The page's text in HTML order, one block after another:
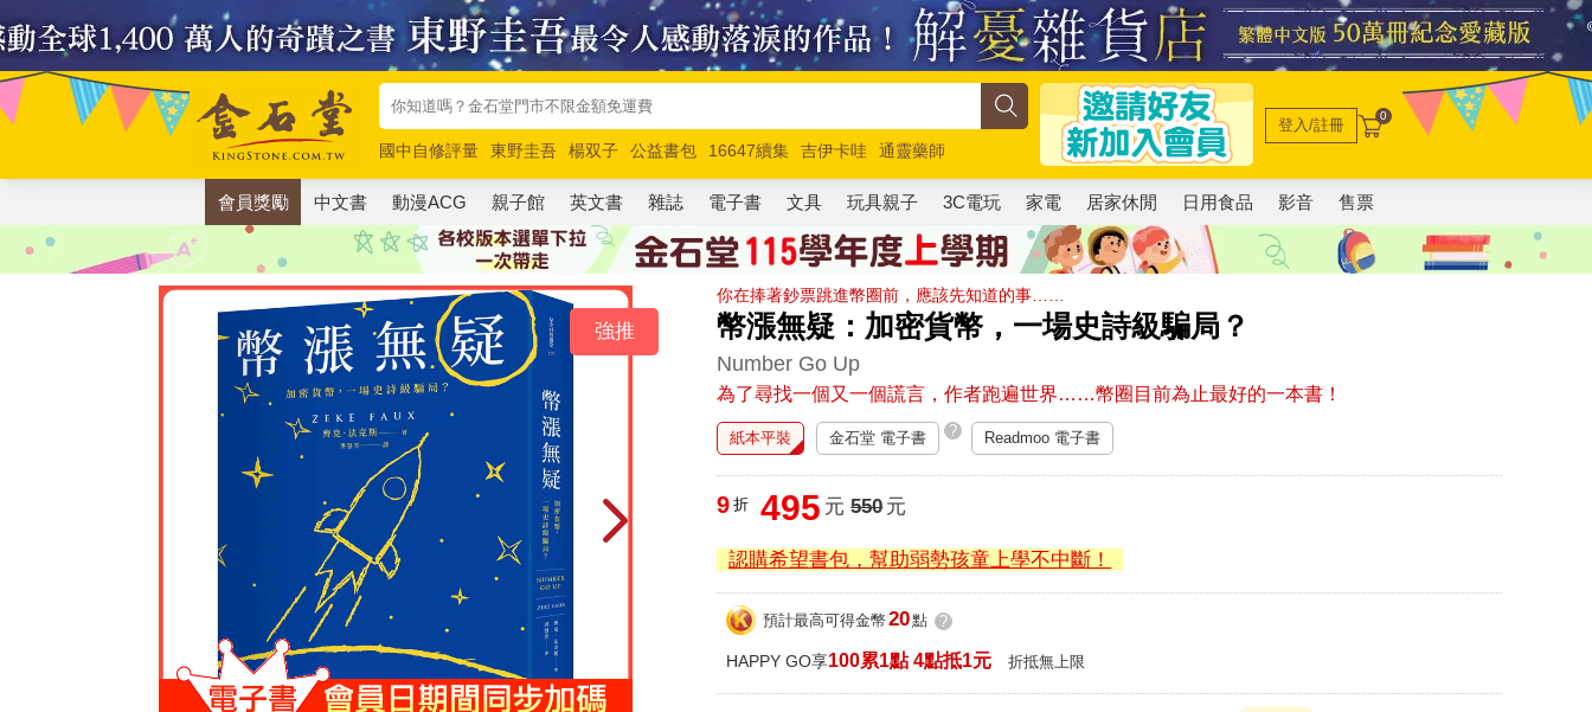
國中自修評量 東野圭吾 楊双子 公益書包 16647續集 吉伊卡哇
通靈藥師
唯紅花綻放
奧德賽 路邊攤新作 馬斯克 玩具總動員5 超慢跑
登入/註冊 0
會員獎勵 中文書 動漫ACG 親子館 英文書 雜誌 電子書 文具 玩具親子 3C電玩 家電 居家休閒 日用食品 影音 售票
你在捧著鈔票跳進幣圈前，應該先知道的事……
幣漲無疑：加密貨幣，一場史詩級騙局？
Number Go Up
為了尋找一個又一個謊言，作者跑遍世界……幣圈目前為止最好的一本書！
強推
紙本平裝 金石堂 電子書 ? Readmoo 電子書
9 折 495 元 550元
認購希望書包，幫助弱勢孩童上學不中斷！
預計最高可得金幣 20點 ?
HAPPY GO享100累1點 4點抵1元 折抵無上限